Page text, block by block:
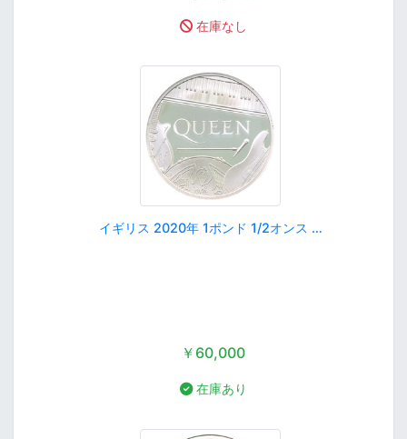
在庫なし
イギリス 2020年 1ポンド 1/2オンス …
￥60,000
在庫あり